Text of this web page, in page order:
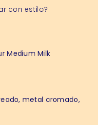
con estilo?
metal cromado,